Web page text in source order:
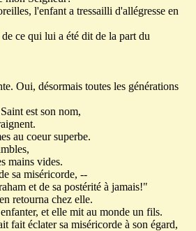
l'enfant a tressailli d'allégresse en
ce qui lui a été dit de la part du
Oui, désormais toutes les générations
est son nom,
au coeur superbe.
mains vides.
sa miséricorde, --
et de sa postérité à jamais!"
retourna chez elle.
et elle mit au monde un fils.
fait éclater sa miséricorde à son égard,